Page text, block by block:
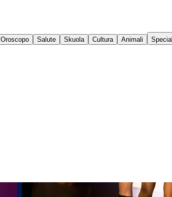
Oroscopo Salute Skuola Cultura Animali